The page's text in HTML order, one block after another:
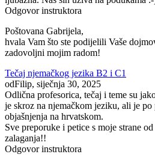
Odgovor instruktora
Poštovana Gabrijela,
hvala Vam što ste podijelili Vaše
zadovoljni mojim radom!
Tečaj njemačkog jezika B2 i C1
odFilip, siječnja 30, 2025
Odlična profesorica, tečaj i teme su
je skroz na njemačkom jeziku, ali je
objašnjenja na hrvatskom.
Sve preporuke i petice s moje strane
zalaganja!!
Odgovor instruktora